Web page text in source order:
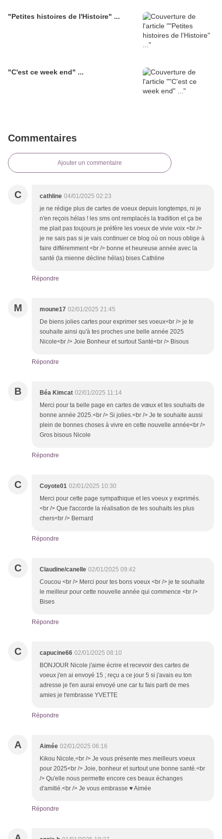
"Petites histoires de l'Histoire" ...
"C'est ce week end" ...
Commentaires
Ajouter un commentaire
C cathline 04/01/2025 02:23
je ne rédige plus de cartes de voeux depuis longtemps, ni je
n'en reçois hélas ! les sms ont remplacés la tradition et ça be
me plait pas toujours je préfère les voeux de vivie voix <br />
je ne sais pas si je vais continuer ce blog où on nous oblige à
faire différemment <br /> bonne et heureuse année avec la
santé (la mienne décline hélas) bises Cathline
Répondre
M moune17 02/01/2025 21:45
De biens jolies cartes pour exprimer ses voeux<br /> je te
souhaite ainsi qu'à tes proches une belle année 2025
Nicole<br /> Joie Bonheur et surtout Santé<br /> Bisous
Répondre
B Béa Kimcat 02/01/2025 11:14
Merci pour ta belle page en cartes de vœux et tes souhaits de
bonne année 2025.<br /> Si jolies.<br /> Je te souhaite aussi
plein de bonnes choses à vivre en cette nouvelle année<br />
Gros bisous Nicole
Répondre
C Coyote01 02/01/2025 10:30
Merci pour cette page sympathique et les voeux y exprimés.
<br /> Que t'accorde la réalisation de tes souhaits les plus
chers<br /> Bernard
Répondre
C Claudine/canelle 02/01/2025 09:42
Coucou <br /> Merci pour tes bons voeux <br /> je te souhaite
le meilleur pour cette nouvelle année qui commence <br />
Bises
Répondre
C capucine66 02/01/2025 08:10
BONJOUR Nicole j'aime écrire et recevoir des cartes de
voeux j'en ai envoyé 15 ; reçu a ce jour 5 si j'avais eu ton
adresse je t'en aurai envoyé une car tu fais parti de mes
amies je t'embrasse YVETTE
Répondre
A Aimée 02/01/2025 06:16
Kikou Nicole,<br /> Je vous présente mes meilleurs voeux
pour 2025<br /> Joie, bonheur et surtout une bonne santé.<br
/> Qu'elle nous permette encore ces beaux échanges
d'amitié.<br /> Je vous embrasse ♥ Aimée
Répondre